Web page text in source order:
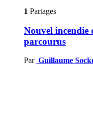
1 Partages
Nouvel incendie
parcourus
Par Guillaume